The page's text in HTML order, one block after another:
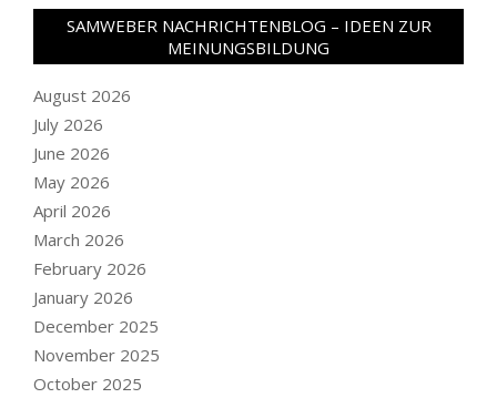
SAMWEBER NACHRICHTENBLOG – IDEEN ZUR
MEINUNGSBILDUNG
August 2026
July 2026
June 2026
May 2026
April 2026
March 2026
February 2026
January 2026
December 2025
November 2025
October 2025